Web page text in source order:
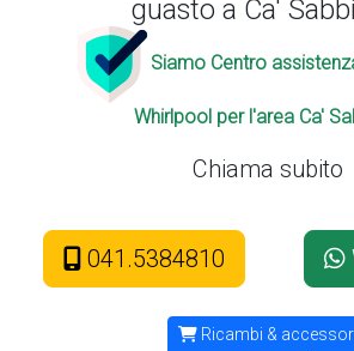
guasto a Ca'
Siamo Centro
Whirlpool per l'area Ca'
Chiama subito
041.5384810
Ricambi &